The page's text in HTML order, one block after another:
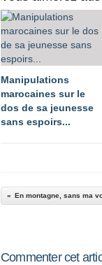
Manipulations
marocaines sur le
dos de sa jeunesse
sans espoirs...
En montagne, sans ma
Commenter cet